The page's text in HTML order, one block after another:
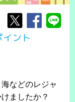
ント
などのレジャ
けましたか？